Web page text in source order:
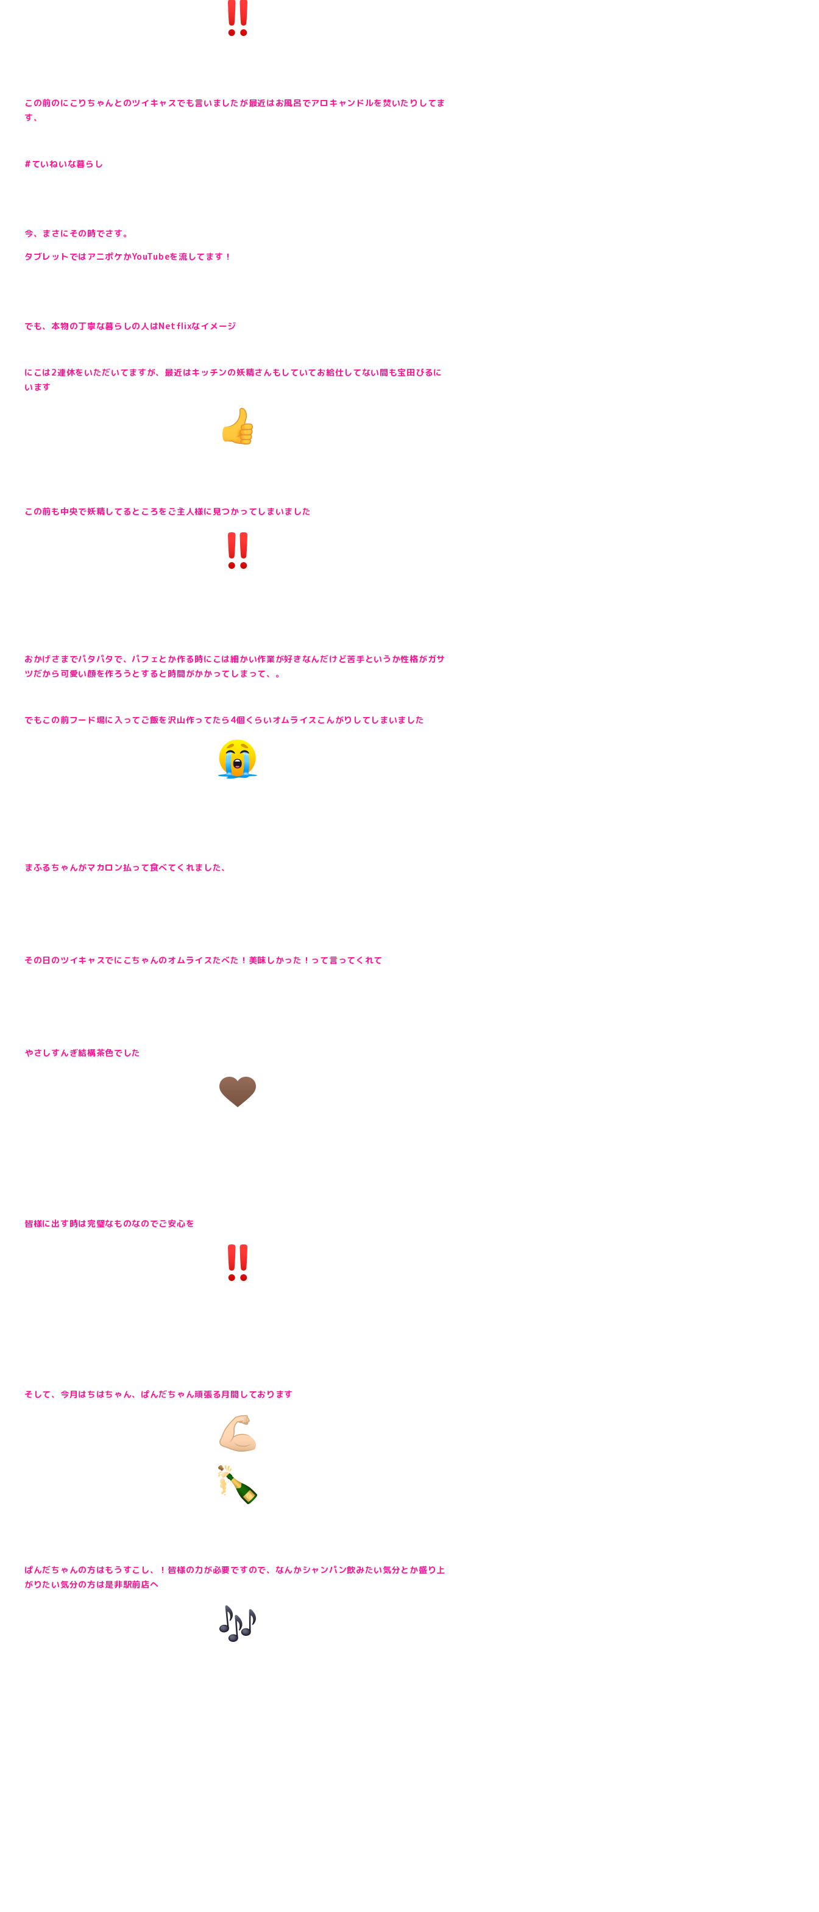
この前のにこりちゃんとのツイキャスでも言いましたが最近はお風呂でアロキャンドルを焚いたりしてま
す、
#ていねいな暮らし
今、まさにその時でさす。
タブレットではアニポケかYouTubeを流してます！
でも、本物の丁寧な暮らしの人はNetflixなイメージ
にこは2連休をいただいてますが、最近はキッチンの妖精さんもしていてお給仕してない間も宝田びるに
います
この前も中央で妖精してるところをご主人様に見つかってしまいました
おかげさまでパタパタで、パフェとか作る時にこは細かい作業が好きなんだけど苦手というか性格がガサ
ツだから可愛い顔を作ろうとすると時間がかかってしまって、。
でもこの前フード場に入ってご飯を沢山作ってたら4個くらいオムライスこんがりしてしまいました
まふるちゃんがマカロン払って食べてくれました、
その日のツイキャスでにこちゃんのオムライスたべた！美味しかった！って言ってくれて
やさしすんぎ結構茶色でした
皆様に出す時は完璧なものなのでご安心を
そして、今月はちはちゃん、ぱんだちゃん頑張る月間しております
ぱんだちゃんの方はもうすこし、！皆様の力が必要ですので、なんかシャンパン飲みたい気分とか盛り上
がりたい気分の方は是非駅前店へ